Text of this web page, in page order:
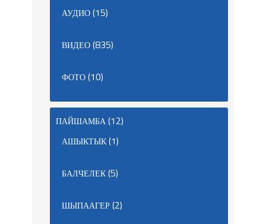
АУДИО(15)
ВИДЕО(835)
ФОТО(10)
ПАЙШАМБА(12)
АШЫКТЫК(1)
БАЛЧЕЛЕК(5)
ШЫПААГЕР(2)